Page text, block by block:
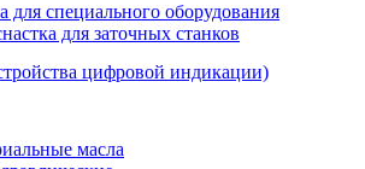
для специального оборудования
для заточных станков
цифровой индикации)
масла